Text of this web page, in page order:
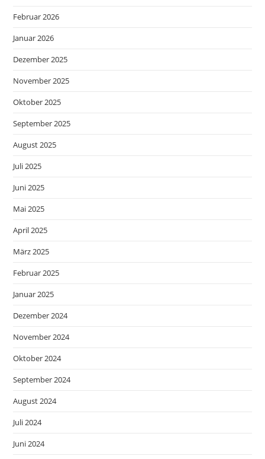
Februar 2026
Januar 2026
Dezember 2025
November 2025
Oktober 2025
September 2025
August 2025
Juli 2025
Juni 2025
Mai 2025
April 2025
März 2025
Februar 2025
Januar 2025
Dezember 2024
November 2024
Oktober 2024
September 2024
August 2024
Juli 2024
Juni 2024